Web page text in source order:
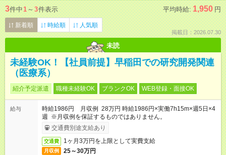
3件中1 ～ 3件表示 平均時給: 1,950 円
新着順 時給順 人気順
掲載日：2026.07.30
未読
未経験OK！【社員前提】早稲田での研究開発関連
（医療系）
紹介予定派遣 職種未経験OK ブランクOK WEB登録・面接OK
給与
時給1986円 月収例 28万円 時給1986円×実働7h15m×週5日×4
週 ※月収例を保証するものではありません。
交通費別途支給あり
交通費 1ヶ月3万円を上限として実費支給
月収例 25～30万円